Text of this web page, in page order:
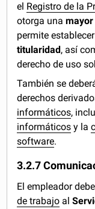
el Registro de la
otorga una
permite
titularidad , así
derecho de uso
También se
derechos
informáticos,
informáticos y la
software.
3.2.7
El empleador
de trabajo al